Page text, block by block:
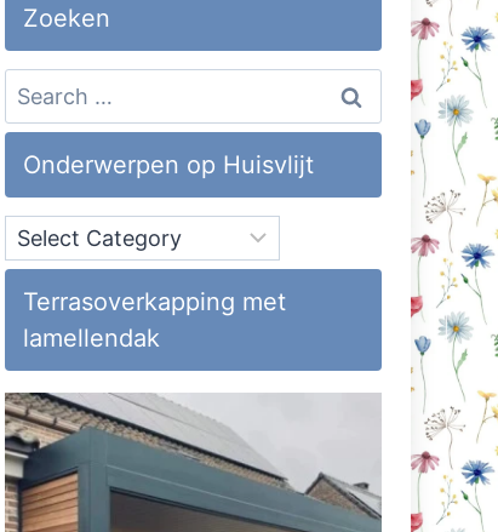
Zoeken
Search
for:
Onderwerpen op Huisvlijt
Onderwerpen
op
Huisvlijt
Terrasoverkapping met
lamellendak